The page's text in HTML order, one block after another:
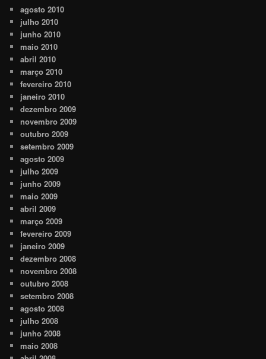
agosto 2010
julho 2010
junho 2010
maio 2010
abril 2010
março 2010
fevereiro 2010
janeiro 2010
dezembro 2009
novembro 2009
outubro 2009
setembro 2009
agosto 2009
julho 2009
junho 2009
maio 2009
abril 2009
março 2009
fevereiro 2009
janeiro 2009
dezembro 2008
novembro 2008
outubro 2008
setembro 2008
agosto 2008
julho 2008
junho 2008
maio 2008